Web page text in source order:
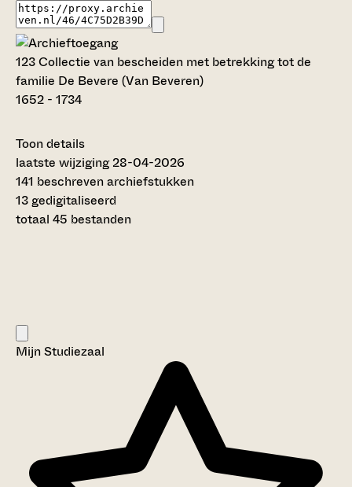
123 Collectie van bescheiden met betrekking tot de
familie De Bevere (Van Beveren)
1652 - 1734
Toon details
Datering:
1652 - 1734
Auteur:
J.M. Sernée (1919)
Collectie van bescheiden met betrekking tot de familie
De Bevere (Van Beveren)
laatste wijziging 28-04-2026
141 beschreven archiefstukken
13 gedigitaliseerd
totaal 45 bestanden
Mijn Studiezaal